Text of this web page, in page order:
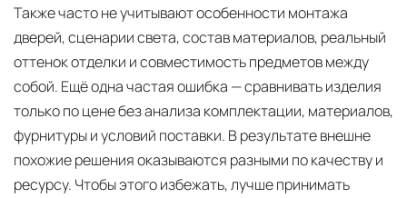
Также часто не учитывают особенности монтажа
дверей, сценарии света, состав материалов, реальный
оттенок отделки и совместимость предметов между
собой. Ещё одна частая ошибка — сравнивать изделия
только по цене без анализа комплектации, материалов,
фурнитуры и условий поставки. В результате внешне
похожие решения оказываются разными по качеству и
ресурсу. Чтобы этого избежать, лучше принимать